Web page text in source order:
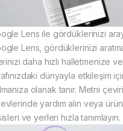
Lens ile gördüklerinizi
Lens, gördüklerinizi
daha hızlı halletmenize ve
dünyayla etkileşim
olanak tanır. Metni
yardım alın veya
ve yerleri hızla tanımlayın.